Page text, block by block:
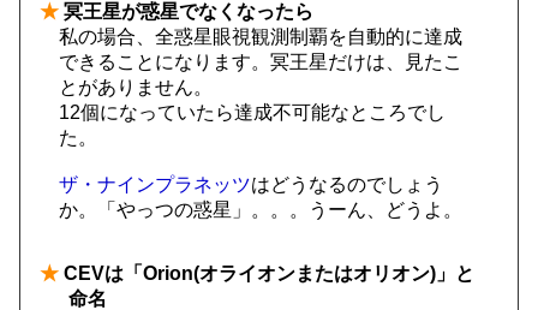
★ 冥王星が惑星でなくなったら
私の場合、全惑星眼視観測制覇を自動的に達成
できることになります。冥王星だけは、見たこ
とがありません。
12個になっていたら達成不可能なところでし
た。
ザ・ナインプラネッツはどうなるのでしょう
か。「やっつの惑星」。。。うーん、どうよ。
★ CEVは「Orion(オライオンまたはオリオン)」と
命名